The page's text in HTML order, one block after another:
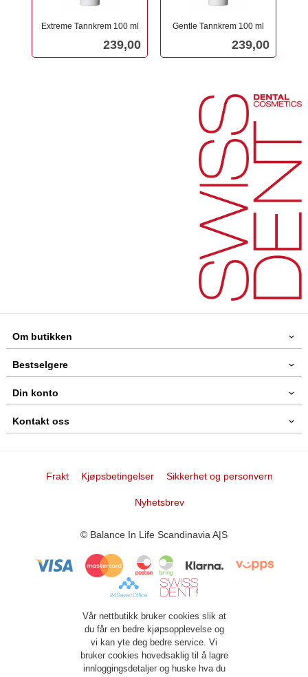
Extreme Tannkrem 100 ml
Pris
239,00
Gentle Tannkrem 100 ml
Pris
239,00
Om butikken
Bestselgere
Din konto
Kontakt oss
Frakt Kjøpsbetingelser Sikkerhet og personvern
Nyhetsbrev
© Balance In Life Scandinavia A|S
Vår nettbutikk bruker cookies slik at
du får en bedre kjøpsopplevelse og
vi kan yte deg bedre service. Vi
bruker cookies hovedsaklig til å lagre
innloggingsdetaljer og huske hva du